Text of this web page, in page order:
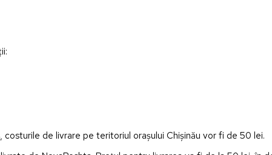
de livrare pe teritoriul orașului Chișinău vor fi de 50 lei.